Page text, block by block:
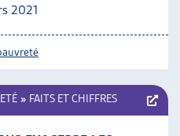
2021
» FAITS ET CHIFFRES